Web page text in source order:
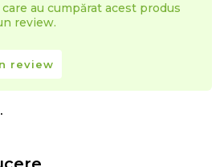
au cumpărat acest produs
review.
review